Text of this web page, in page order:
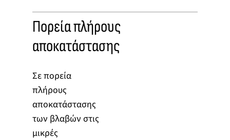
Πορεία πλήρους
αποκατάστασης
Σε πορεία
πλήρους
αποκατάστασης
των βλαβών στις
μικρές